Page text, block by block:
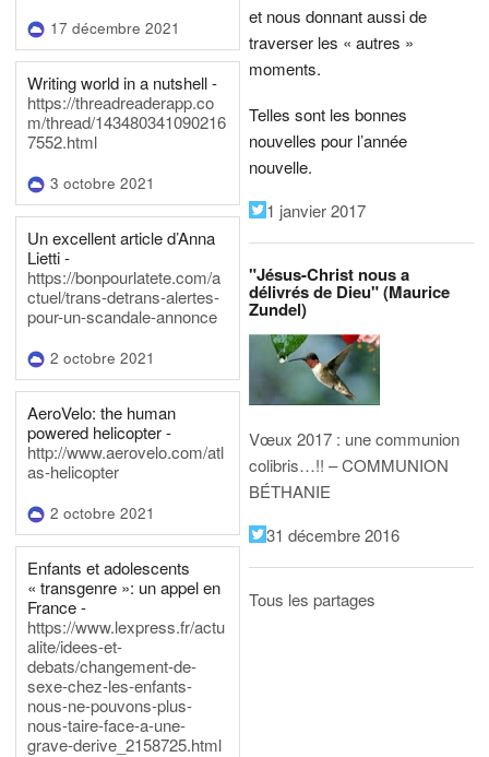
17 décembre 2021
Writing world in a nutshell -
https://threadreaderapp.co
m/thread/143480341090216
7552.html
3 octobre 2021
Un excellent article d’Anna
Lietti -
https://bonpourlatete.com/a
ctuel/trans-detrans-alertes-
pour-un-scandale-annonce
2 octobre 2021
AeroVelo: the human
powered helicopter -
http://www.aerovelo.com/atl
as-helicopter
2 octobre 2021
Enfants et adolescents
« transgenre »: un appel en
France -
https://www.lexpress.fr/actu
alite/idees-et-
debats/changement-de-
sexe-chez-les-enfants-
nous-ne-pouvons-plus-
nous-taire-face-a-une-
grave-derive_2158725.html
et nous donnant aussi de
traverser les « autres »
moments.
Telles sont les bonnes
nouvelles pour l’année
nouvelle.
1 janvier 2017
"Jésus-Christ nous a
délivrés de Dieu" (Maurice
Zundel)
Vœux 2017 : une communion
colibris…!! – COMMUNION
BÉTHANIE
31 décembre 2016
Tous les partages